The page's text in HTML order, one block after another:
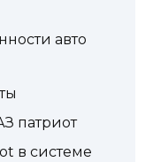
авто
патриот
в системе